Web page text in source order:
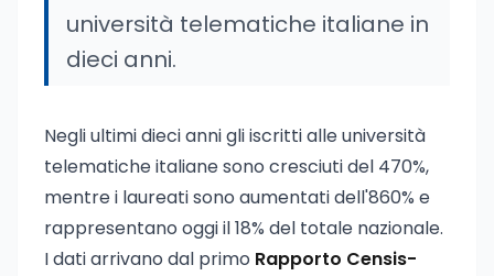
università telematiche italiane in
dieci anni.
Negli ultimi dieci anni gli iscritti alle università
telematiche italiane sono cresciuti del 470%,
mentre i laureati sono aumentati dell'860% e
rappresentano oggi il 18% del totale nazionale.
I dati arrivano dal primo Rapporto Censis-